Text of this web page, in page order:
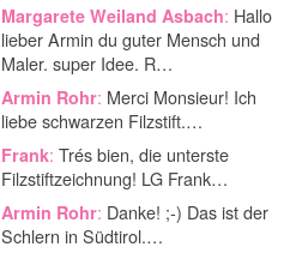
Margarete Weiland Asbach: Hallo
lieber Armin du guter Mensch und
Maler. super Idee. R…
Armin Rohr: Merci Monsieur! Ich
liebe schwarzen Filzstift.…
Frank: Trés bien, die unterste
Filzstiftzeichnung! LG Frank…
Armin Rohr: Danke! ;-) Das ist der
Schlern in Südtirol.…